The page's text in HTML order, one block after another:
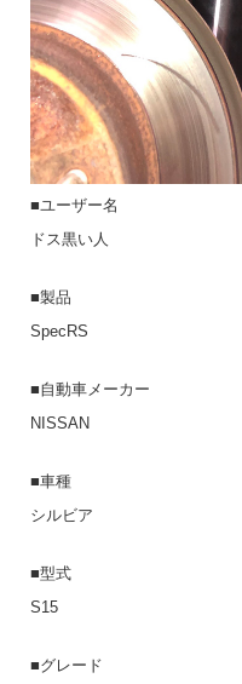
■ユーザー名
ドス黒い人
■製品
SpecRS
■自動車メーカー
NISSAN
■車種
シルビア
■型式
S15
■グレード